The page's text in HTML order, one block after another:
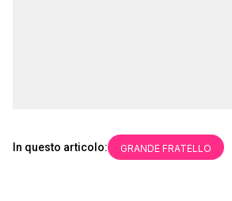
In questo articolo: GRANDE FRATELLO